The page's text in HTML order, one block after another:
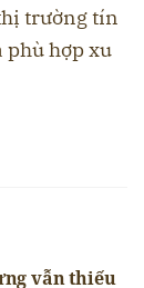
trường tín
phù hợp xu
vẫn thiếu